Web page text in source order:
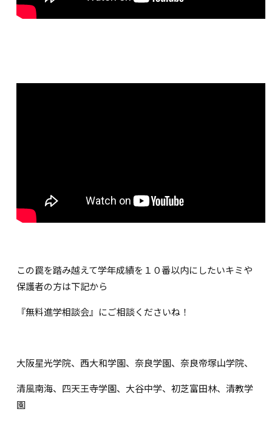
この罠を踏み越えて学年成績を１０番以内にしたいキミや
保護者の方は下記から
『無料進学相談会』にご相談くださいね！
大阪星光学院、西大和学園、奈良学園、奈良帝塚山学院、
清風南海、四天王寺学園、大谷中学、初芝富田林、清教学
園